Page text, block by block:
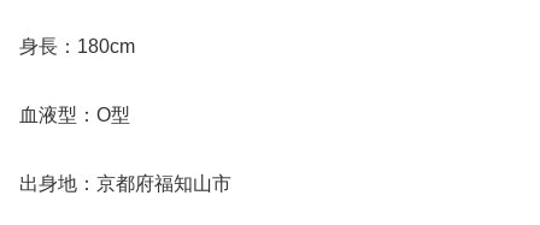
身長：180cm
血液型：O型
出身地：京都府福知山市